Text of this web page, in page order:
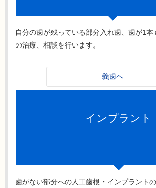
自分の歯が残っている部分入れ歯、歯が1
の治療、相談を行います。
義歯へ
インプラント
歯がない部分への人工歯根・インプラント